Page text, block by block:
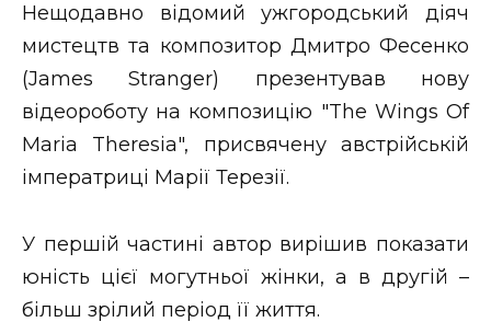
НОВИНИ ЗАХІДНОЇ УКРАЇНИ
ФОТО
Нещодавно відомий ужгородський діяч
мистецтв та композитор Дмитро Фесенко
(James Stranger) презентував нову
відеороботу на композицію "The Wings Of
Maria Theresia", присвячену австрійській
імператриці Марії Терезії.
У першій частині автор вирішив показати
юність цієї могутньої жінки, а в другій –
більш зрілий період її життя.